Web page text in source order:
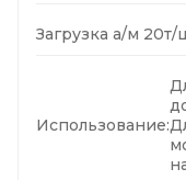
Загрузка а/м 20т/
Использование: